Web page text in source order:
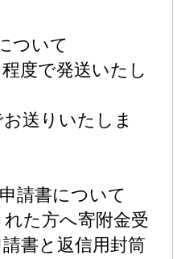
ついて
度で発送いたし
送りいたしま
請書について
た方へ寄附金受
書と返信用封筒